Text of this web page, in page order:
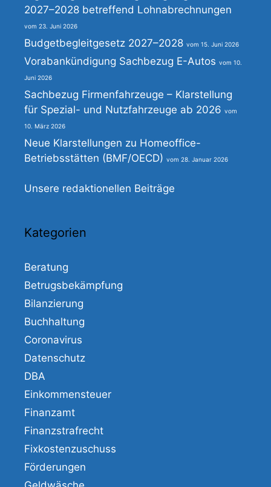
2027–2028 betreffend Lohnabrechnungen
23. Juni 2026
Budgetbegleitgesetz 2027–2028 15. Juni 2026
Vorabankündigung Sachbezug E-Autos 10.
Juni 2026
Sachbezug Firmenfahrzeuge – Klarstellung
für Spezial- und Nutzfahrzeuge ab 2026
10. März 2026
Neue Klarstellungen zu Homeoffice-
Betriebsstätten (BMF/OECD)
28. Januar 2026
Unsere redaktionellen Beiträge
Kategorien
Beratung
Betrugsbekämpfung
Bilanzierung
Buchhaltung
Coronavirus
Datenschutz
DBA
Einkommensteuer
Finanzamt
Finanzstrafrecht
Fixkostenzuschuss
Förderungen